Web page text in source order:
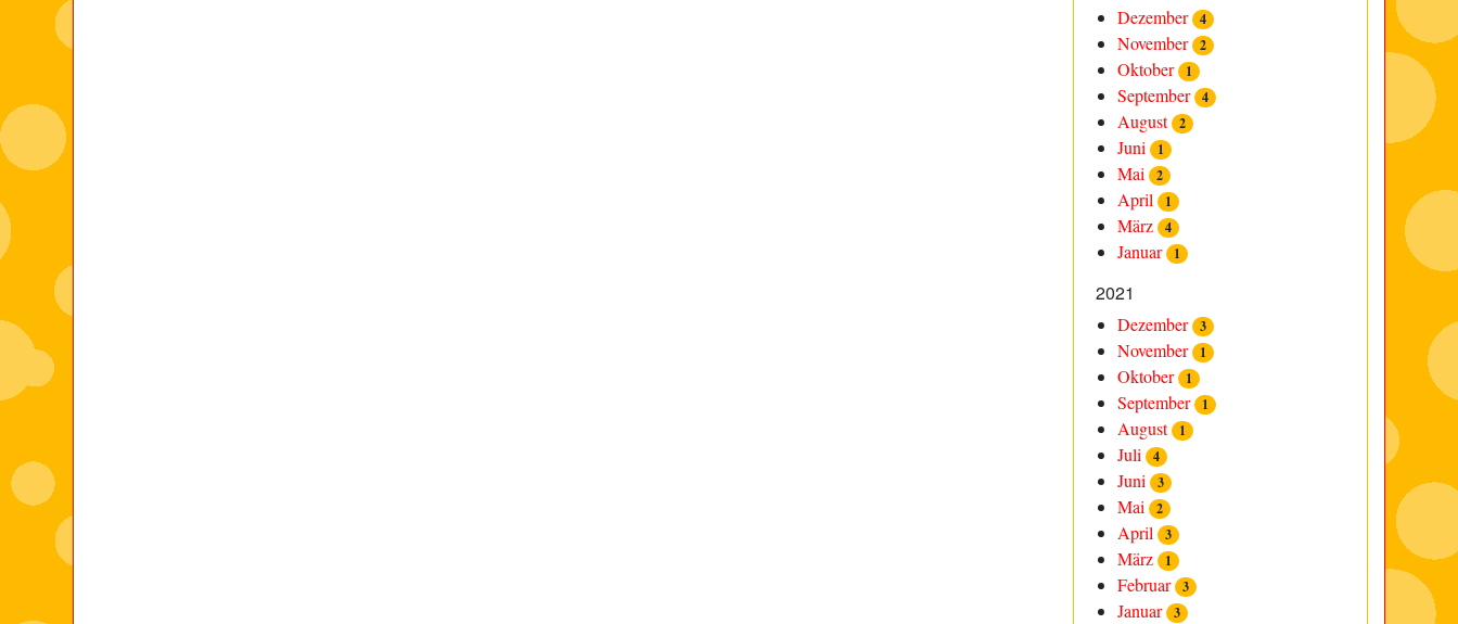
Dezember 4
November 2
Oktober 1
September 4
August 2
Juni 1
Mai 2
April 1
März 4
Januar 1
2021
Dezember 3
November 1
Oktober 1
September 1
August 1
Juli 4
Juni 3
Mai 2
April 3
März 1
Februar 3
Januar 3